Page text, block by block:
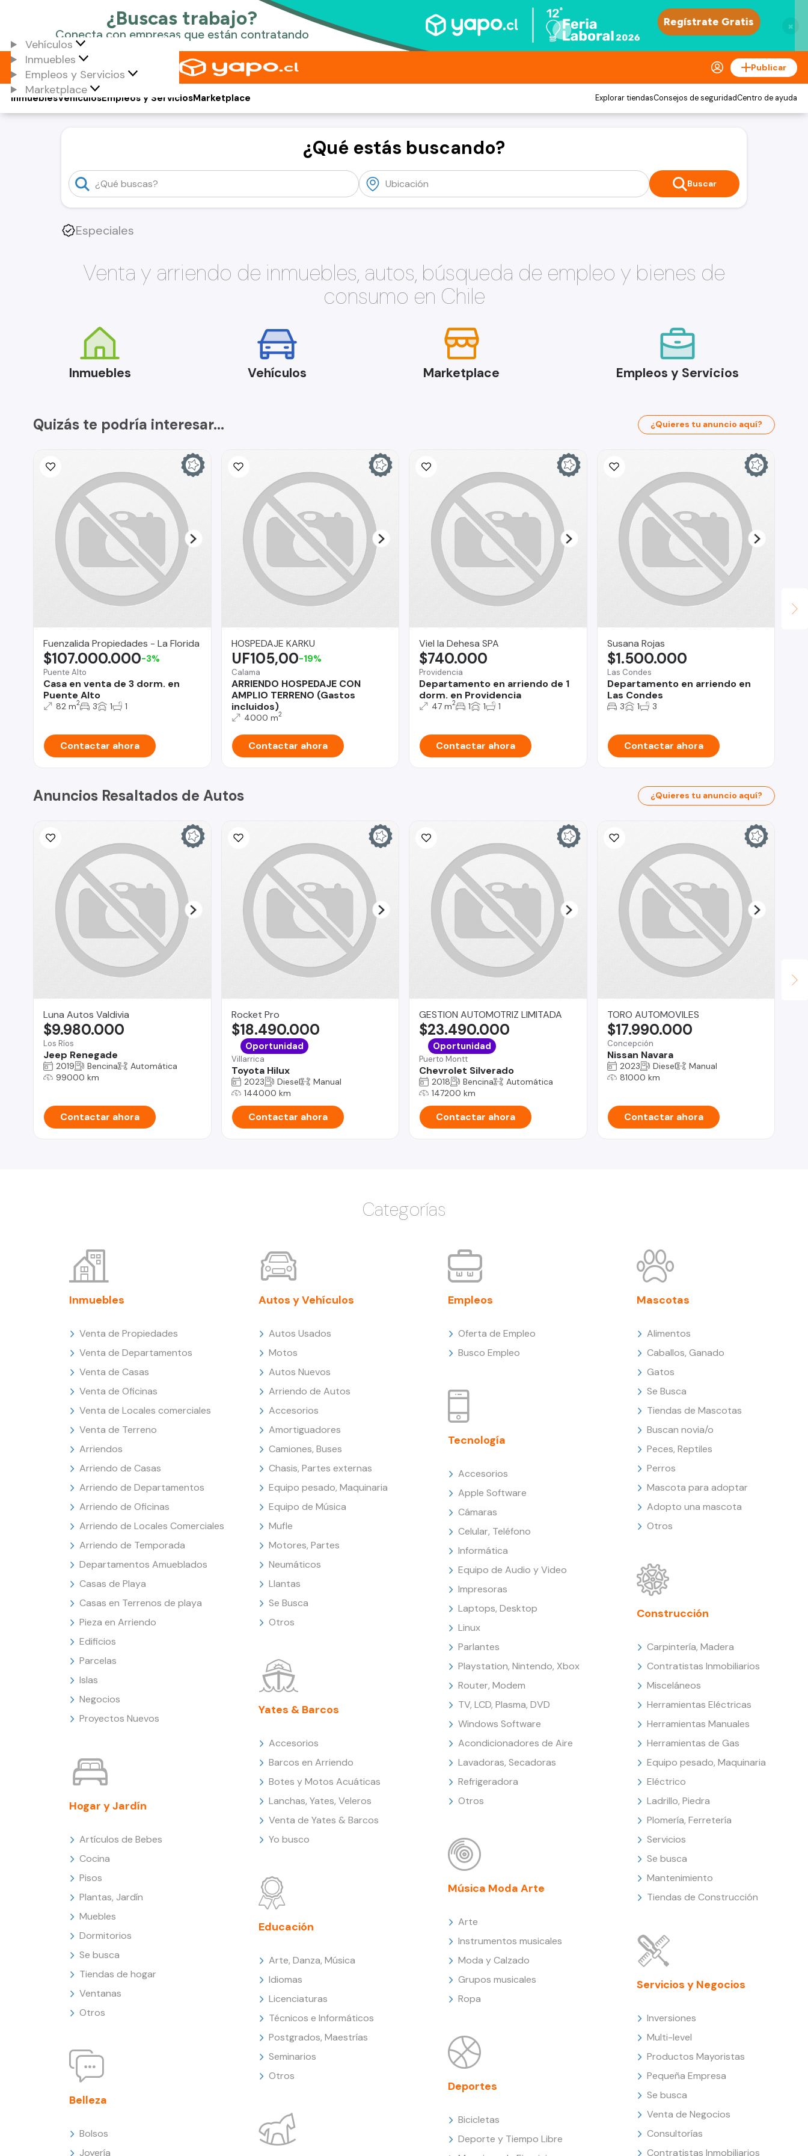
×
Vehículos
Inmuebles
Empleos y Servicios
Marketplace
Publicar
Vehículos
Inmuebles Empleos y ServiciosMarketplace Explorar tiendasConsejos de seguridadCentro de ayuda
¿Qué estás buscando?
Buscar
Especiales
Venta y arriendo de inmuebles, autos, búsqueda de empleo y bienes de
consumo en Chile
Inmuebles Vehículos Marketplace Empleos y Servicios
Quizás te podría interesar... ¿Quieres tu anuncio aquí?
Fuenzalida Propiedades - La Florida
Puente Alto
Casa en venta de 3 dorm. en
Puente Alto
$107.000.000-3%
82 m2 3 1 1
Contactar ahora
HOSPEDAJE KARKU
Calama
ARRIENDO HOSPEDAJE CON
AMPLIO TERRENO (Gastos
incluidos)
UF105,00-19%
4000 m2
Contactar ahora
Viel la Dehesa SPA
Providencia
Departamento en arriendo de 1
dorm. en Providencia
$740.000
47 m2 1 1 1
Contactar ahora
Susana Rojas
Las Condes
Departamento en arriendo en
Las Condes
$1.500.000
3 1 3
Contactar ahora
Anuncios Resaltados de Autos ¿Quieres tu anuncio aquí?
Luna Autos Valdivia
Los Ríos
Jeep Renegade
$9.980.000
2019 Bencina
Automática
99000 km
Contactar ahora
Rocket Pro
Villarrica
Toyota Hilux
$18.490.000
Oportunidad
2023 Diesel
Manual
144000 km
Contactar ahora
GESTION AUTOMOTRIZ LIMITADA
Puerto Montt
Chevrolet Silverado
$23.490.000
Oportunidad
2018 Bencina
Automática
147200 km
Contactar ahora
TORO AUTOMOVILES
Concepción
Nissan Navara
$17.990.000
2023 Diesel
Manual
81000 km
Contactar ahora
Categorías
Inmuebles
Venta de Propiedades
Venta de Departamentos
Venta de Casas
Venta de Oficinas
Venta de Locales comerciales
Venta de Terreno
Arriendos
Arriendo de Casas
Arriendo de Departamentos
Arriendo de Oficinas
Arriendo de Locales Comerciales
Arriendo de Temporada
Departamentos Amueblados
Casas de Playa
Casas en Terrenos de playa
Pieza en Arriendo
Edificios
Parcelas
Islas
Negocios
Proyectos Nuevos
Hogar y Jardín
Artículos de Bebes
Cocina
Pisos
Plantas, Jardín
Muebles
Dormitorios
Se busca
Tiendas de hogar
Ventanas
Otros
Belleza
Bolsos
Joyería
Autos y Vehículos
Autos Usados
Motos
Autos Nuevos
Arriendo de Autos
Accesorios
Amortiguadores
Camiones, Buses
Chasis, Partes externas
Equipo pesado, Maquinaria
Equipo de Música
Mufle
Motores, Partes
Neumáticos
Llantas
Se Busca
Otros
Yates & Barcos
Accesorios
Barcos en Arriendo
Botes y Motos Acuáticas
Lanchas, Yates, Veleros
Venta de Yates & Barcos
Yo busco
Educación
Arte, Danza, Música
Idiomas
Licenciaturas
Técnicos e Informáticos
Postgrados, Maestrías
Seminarios
Otros
Empleos
Oferta de Empleo
Busco Empleo
Tecnología
Accesorios
Apple Software
Cámaras
Celular, Teléfono
Informática
Equipo de Audio y Video
Impresoras
Laptops, Desktop
Linux
Parlantes
Playstation, Nintendo, Xbox
Router, Modem
TV, LCD, Plasma, DVD
Windows Software
Acondicionadores de Aire
Lavadoras, Secadoras
Refrigeradora
Otros
Música Moda Arte
Arte
Instrumentos musicales
Moda y Calzado
Grupos musicales
Ropa
Deportes
Bicicletas
Deporte y Tiempo Libre
Mascotas
Alimentos
Caballos, Ganado
Gatos
Se Busca
Tiendas de Mascotas
Buscan novia/o
Peces, Reptiles
Perros
Mascota para adoptar
Adopto una mascota
Otros
Construcción
Carpintería, Madera
Contratistas Inmobiliarios
Misceláneos
Herramientas Eléctricas
Herramientas Manuales
Herramientas de Gas
Equipo pesado, Maquinaria
Eléctrico
Ladrillo, Piedra
Plomería, Ferretería
Servicios
Se busca
Mantenimiento
Tiendas de Construcción
Servicios y Negocios
Inversiones
Multi-level
Productos Mayoristas
Pequeña Empresa
Se busca
Venta de Negocios
Consultorías
Contratistas Inmobiliarios